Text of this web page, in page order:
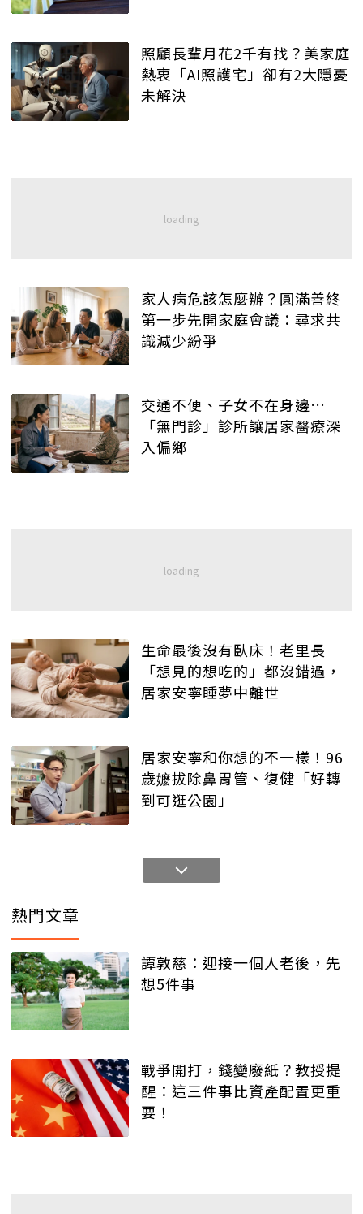
照顧長輩月花2千有找？美家庭
熱衷「AI照護宅」卻有2大隱憂
未解決
家人病危該怎麼辦？圓滿善終
第一步先開家庭會議：尋求共
識減少紛爭
交通不便、子女不在身邊…
「無門診」診所讓居家醫療深
入偏鄉
生命最後沒有臥床！老里長
「想見的想吃的」都沒錯過，
居家安寧睡夢中離世
居家安寧和你想的不一樣！96
歲嬷拔除鼻胃管、復健「好轉
到可逛公園」
熱門文章
譚敦慈：迎接一個人老後，先
想5件事
戰爭開打，錢變廢紙？教授提
醒：這三件事比資產配置更重
要！